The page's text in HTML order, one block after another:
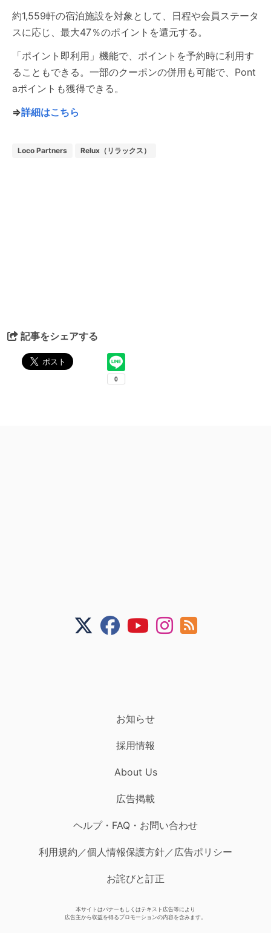
約1,559軒の宿泊施設を対象として、日程や会員ステータ
スに応じ、最大47％のポイントを還元する。
「ポイント即利用」機能で、ポイントを予約時に利用す
ることもできる。一部のクーポンの併用も可能で、Pont
aポイントも獲得できる。
⇒詳細はこちら
Loco Partners Relux（リラックス）
記事をシェアする
お知らせ
採用情報
About Us
広告掲載
ヘルプ・FAQ・お問い合わせ
利用規約／個人情報保護方針／広告ポリシー
お詫びと訂正
本サイトはバナーもしくはテキスト広告等により
広告主から収益を得るプロモーションの内容を含みます。